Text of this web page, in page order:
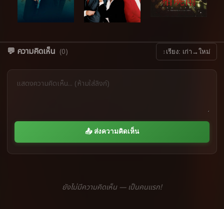
💬 ความคิดเห็น (0) ↕ เรียง: เก่า→ใหม่
📤 ส่งความคิดเห็น
ยังไม่มีความคิดเห็น — เป็นคนแรก!